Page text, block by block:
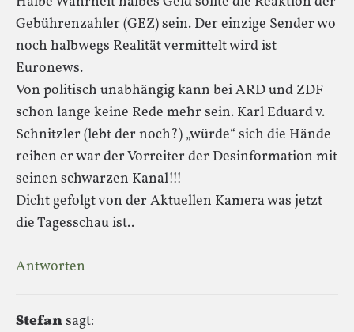
Gebührenzahler (GEZ) sein. Der einzige Sender wo
noch halbwegs Realität vermittelt wird ist
Euronews.
Von politisch unabhängig kann bei ARD und ZDF
schon lange keine Rede mehr sein. Karl Eduard v.
Schnitzler (lebt der noch?) „würde“ sich die Hände
reiben er war der Vorreiter der Desinformation mit
seinen schwarzen Kanal!!!
Dicht gefolgt von der Aktuellen Kamera was jetzt
die Tagesschau ist..
Antworten
Stefansagt: